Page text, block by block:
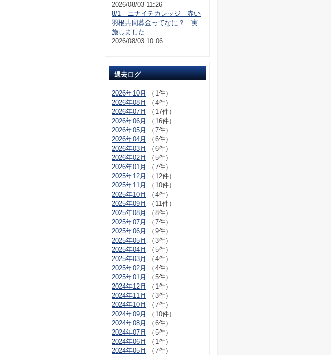
2026/08/03 11:26
8/1 ニナイテカレッジ 赤い
羽根共同募金ってなに？ 実
施しました
2026/08/03 10:06
過去ログ
2026年10月
（1件）
2026年08月
（4件）
2026年07月
（17件）
2026年06月
（16件）
2026年05月
（7件）
2026年04月
（6件）
2026年03月
（6件）
2026年02月
（5件）
2026年01月
（7件）
2025年12月
（12件）
2025年11月
（10件）
2025年10月
（4件）
2025年09月
（11件）
2025年08月
（8件）
2025年07月
（7件）
2025年06月
（9件）
2025年05月
（3件）
2025年04月
（5件）
2025年03月
（4件）
2025年02月
（4件）
2025年01月
（5件）
2024年12月
（1件）
2024年11月
（3件）
2024年10月
（7件）
2024年09月
（10件）
2024年08月
（6件）
2024年07月
（5件）
2024年06月
（1件）
2024年05月
（7件）